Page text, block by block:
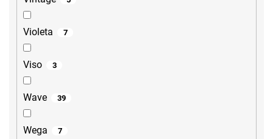
Violeta 7
Viso 3
Wave 39
Wega 7